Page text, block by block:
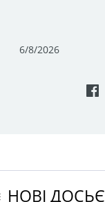
6/8/2026
НОВІ ДОСЬЄ